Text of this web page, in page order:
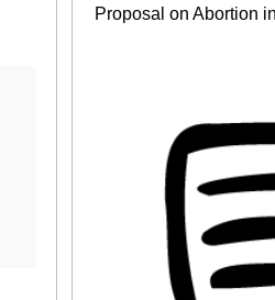
Proposal on Abortion